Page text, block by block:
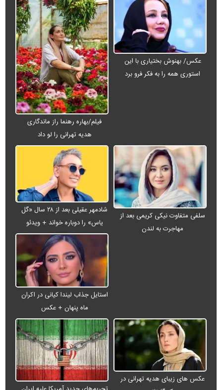
عکس/ بهنوش بختیاری با این
استوری همه را به فکر فرو برد
فیلم/بهاره رهنما راز ماندگاری
هدیه تهرانی را لو داد
سلفی متفاوت نیکی کریمی بعد از
مهاجرت به لندن
شادمهر عقیلی بعد از ۲۸ سال «گل
یاس» را دوباره خواند + ویدئو
استایل جذاب لیندا کیانی در اکران
ماه پنهان + عکس
عکس های زیبای هدیه تهرانی در